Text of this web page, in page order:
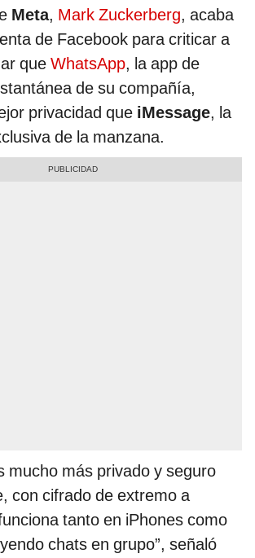
Meta, Mark Zuckerberg, acaba
de Facebook para criticar a
que WhatsApp, la app de
de su compañía,
privacidad que iMessage, la
de la manzana.
mucho más privado y seguro
con cifrado de extremo a
tanto en iPhones como
chats en grupo”, señaló